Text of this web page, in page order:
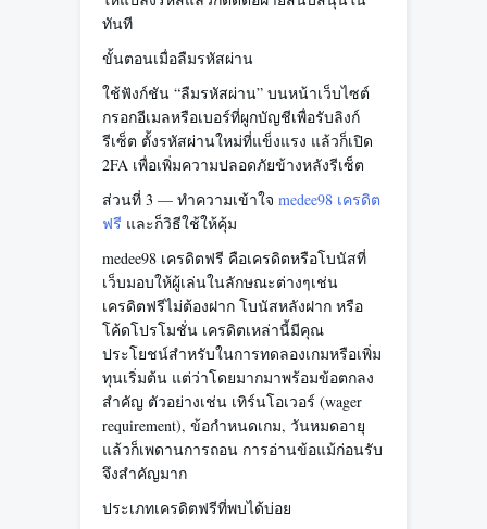
ทันที
ขั้นตอนเมื่อลืมรหัสผ่าน
ใช้ฟังก์ชัน “ลืมรหัสผ่าน” บนหน้าเว็บไซต์
กรอกอีเมลหรือเบอร์ที่ผูกบัญชีเพื่อรับลิงก์
รีเซ็ต ตั้งรหัสผ่านใหม่ที่แข็งแรง แล้วก็เปิด
2FA เพื่อเพิ่มความปลอดภัยข้างหลังรีเซ็ต
ส่วนที่ 3 — ทำความเข้าใจ medee98 เครดิต
ฟรี และก็วิธีใช้ให้คุ้ม
medee98 เครดิตฟรี คือเครดิตหรือโบนัสที่
เว็บมอบให้ผู้เล่นในลักษณะต่างๆเช่น
เครดิตฟรีไม่ต้องฝาก โบนัสหลังฝาก หรือ
โค้ดโปรโมชั่น เครดิตเหล่านี้มีคุณ
ประโยชน์สำหรับในการทดลองเกมหรือเพิ่ม
ทุนเริ่มต้น แต่ว่าโดยมากมาพร้อมข้อตกลง
สำคัญ ตัวอย่างเช่น เทิร์นโอเวอร์ (wager
requirement), ข้อกำหนดเกม, วันหมดอายุ
แล้วก็เพดานการถอน การอ่านข้อแม้ก่อนรับ
จึงสำคัญมาก
ประเภทเครดิตฟรีที่พบได้บ่อย